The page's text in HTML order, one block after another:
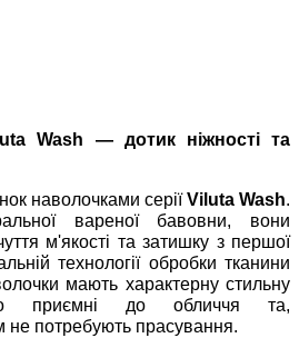
Wash — дотик ніжності та
наволочками серіїViluta Wash.
вареної бавовни, вони
м'якості та затишку з першої
технології обробки тканини
мають характерну стильну
приємні до обличчя та,
не потребують прасування.